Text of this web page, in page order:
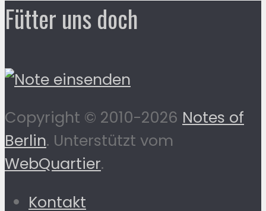
Fütter uns doch
Copyright © 2010-2026 Notes of
Berlin. Unterstützt vom
WebQuartier.
Kontakt